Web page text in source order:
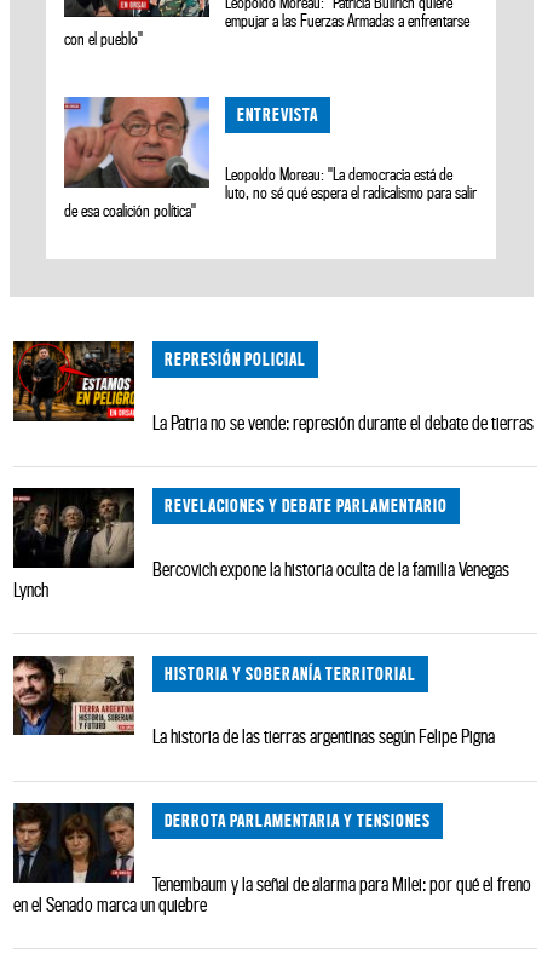
empujar a las Fuerzas Armadas a enfrentarse
con el pueblo"
ENTREVISTA
Leopoldo Moreau: "La democracia está de
luto, no sé qué espera el radicalismo para salir
de esa coalición política"
REPRESIÓN POLICIAL
La Patria no se vende: represión durante el debate de tierras
REVELACIONES Y DEBATE PARLAMENTARIO
Bercovich expone la historia oculta de la familia Venegas
Lynch
HISTORIA Y SOBERANÍA TERRITORIAL
La historia de las tierras argentinas según Felipe Pigna
DERROTA PARLAMENTARIA Y TENSIONES
Tenembaum y la señal de alarma para Milei: por qué el freno
en el Senado marca un quiebre